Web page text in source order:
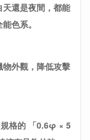
還是夜間，都能
色系。
外觀，降低攻擊
格的 「0.6φ × 5